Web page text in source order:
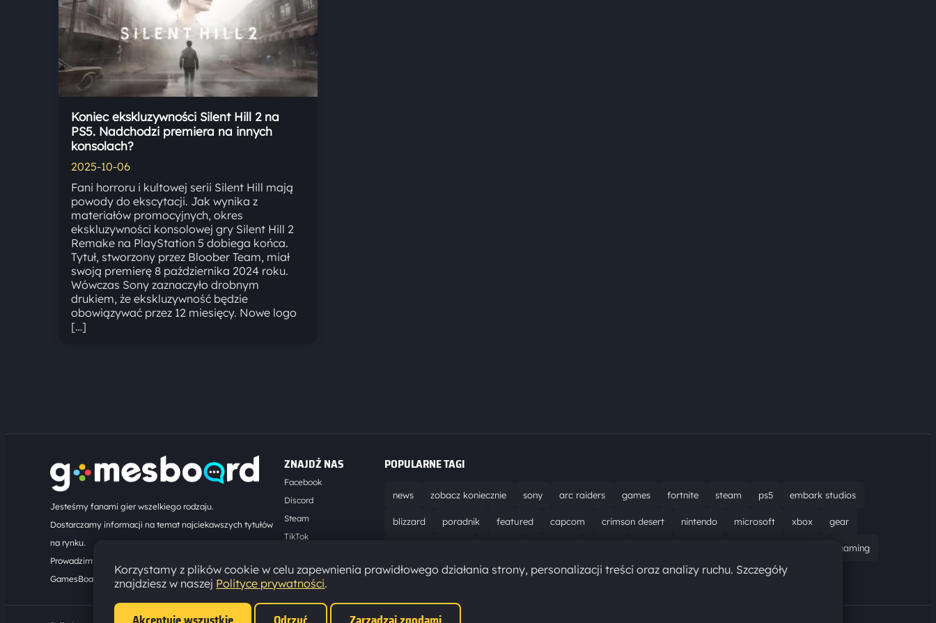
Koniec ekskluzywności Silent Hill 2 na
PS5. Nadchodzi premiera na innych
konsolach?
2025-10-06
Fani horroru i kultowej serii Silent Hill mają
powody do ekscytacji. Jak wynika z
materiałów promocyjnych, okres
ekskluzywności konsolowej gry Silent Hill 2
Remake na PlayStation 5 dobiega końca.
Tytuł, stworzony przez Bloober Team, miał
swoją premierę 8 października 2024 roku.
Wówczas Sony zaznaczyło drobnym
drukiem, że ekskluzywność będzie
obowiązywać przez 12 miesięcy. Nowe logo
[…]
Jesteśmy fanami gier wszelkiego rodzaju.
Dostarczamy informacji na temat najciekawszych tytułów
na rynku.
Prowadzimy turnieje online. Działamy od 2008 roku.
GamesBoard.pl © 2026
ZNAJDŹ NAS
Facebook
Discord
Steam
TikTok
POPULARNE TAGI
news zobacz koniecznie sony arc raiders games fortnite steam ps5 embark studios
blizzard poradnik featured capcom crimson desert nintendo microsoft xbox gear
gaming
aktualizacja pc epic games hytale
Korzystamy z plików cookie w celu zapewnienia prawidłowego działania strony, personalizacji treści oraz analizy ruchu. Szczegóły
znajdziesz w naszej Polityce prywatności.